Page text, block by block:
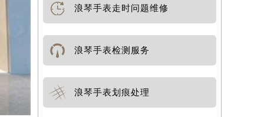
浪琴手表走时问题维修
浪琴手表检测服务
浪琴手表划痕处理